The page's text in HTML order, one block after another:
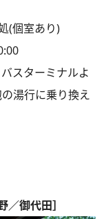
(個室あり)
スターミナルよ
湯行に乗り換え
御代田］